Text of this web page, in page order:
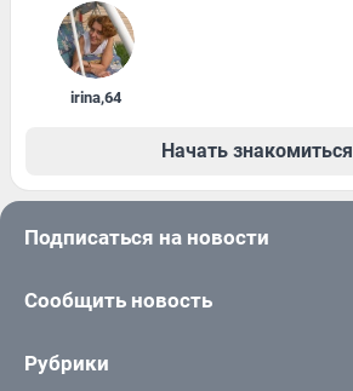
irina,64
Начать знакомиться
Подписаться на новости
Сообщить новость
Рубрики